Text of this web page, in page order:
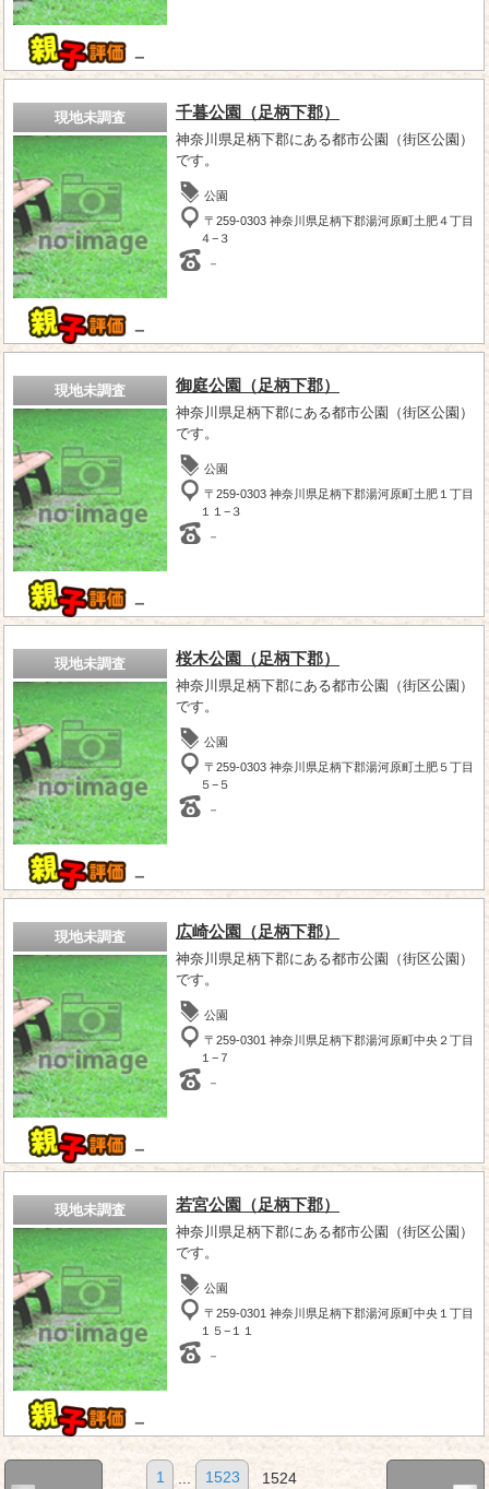
－
現地未調査
－
千暮公園（足柄下郡）
神奈川県足柄下郡にある都市公園（街区公園）
です。
公園
〒259-0303 神奈川県足柄下郡湯河原町土肥４丁目
４−３
－
現地未調査
－
御庭公園（足柄下郡）
神奈川県足柄下郡にある都市公園（街区公園）
です。
公園
〒259-0303 神奈川県足柄下郡湯河原町土肥１丁目
１１−３
－
現地未調査
－
桜木公園（足柄下郡）
神奈川県足柄下郡にある都市公園（街区公園）
です。
公園
〒259-0303 神奈川県足柄下郡湯河原町土肥５丁目
５−５
－
現地未調査
－
広崎公園（足柄下郡）
神奈川県足柄下郡にある都市公園（街区公園）
です。
公園
〒259-0301 神奈川県足柄下郡湯河原町中央２丁目
１−７
－
現地未調査
－
若宮公園（足柄下郡）
神奈川県足柄下郡にある都市公園（街区公園）
です。
公園
〒259-0301 神奈川県足柄下郡湯河原町中央１丁目
１５−１１
－
1 1523 1524